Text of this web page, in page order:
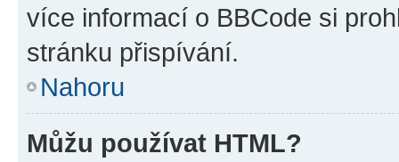
více informací o BBCode si
stránku přispívání.
Nahoru
Můžu používat HTML?